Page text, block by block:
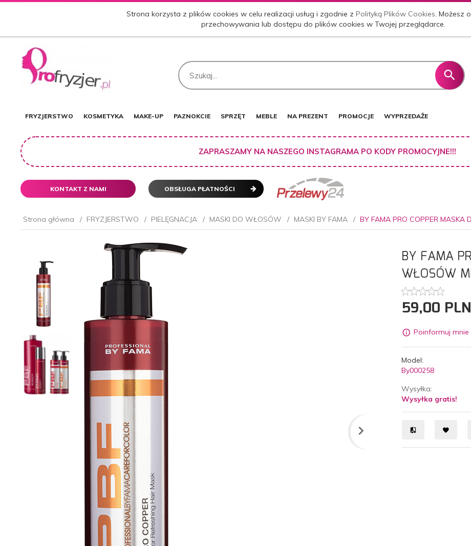
Strona korzysta z plików cookies w celu realizacji usług i zgodnie zPolityką Plików Cookies. Możesz
przechowywania lub dostępu do plików cookies w Twojej przeglądarce.
FRYZJERSTWO KOSMETYKA MAKE-UP PAZNOKCIE SPRZĘT MEBLE NA PREZENT PROMOCJE WYPRZEDAŻE
ZAPRASZAMY NA NASZEGO INSTAGRAMA PO KODY PROMOCYJNE!!!
KONTAKT Z NAMI OBSŁUGA PŁATNOŚCI
Strona główna FRYZJERSTWO PIELĘGNACJA MASKI DO WŁOSÓW MASKI BY FAMA BY FAMA PRO COPPER MASKA
BY FAMA
WŁOSÓW
59,00 PLN
Poinformuj
Model:
By000258
Wysyłka:
Wysyłka gratis!